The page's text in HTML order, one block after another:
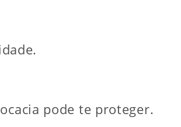
pode te proteger.